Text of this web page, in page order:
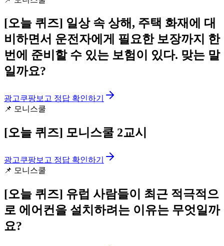
[오늘 퀴즈] 일상 속 상해, 주택 화재에 대
비하면서 운전자에게 필요한 보장까지 한
번에 준비할 수 있는 보험이 있다. 맞는 말
일까요?
광고쿠팡보고 정답 확인하기
📌 모니스쿨
[오늘 퀴즈] 모니스쿨 2교시
광고쿠팡보고 정답 확인하기
📌 모니스쿨
[오늘 퀴즈] 유럽 사람들이 최근 적극적으
로 에어컨을 설치하려는 이유는 무엇일까
요?